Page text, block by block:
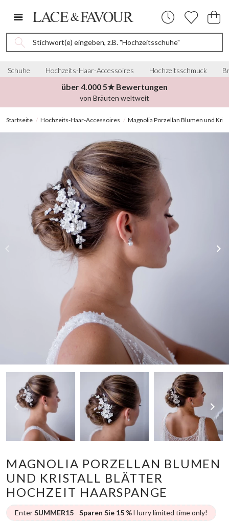
Stichwort(e) eingeben, z.B. "Hochzeitsschuhe"
Schuhe Hochzeits-Haar-Accessoires Hochzeitsschmuck
über 4.000 5★ Bewertungen
von Bräuten weltweit
Startseite Hochzeits-Haar-Accessoires Magnolia Porzellan Blumen und
MAGNOLIA PORZELLAN BLUMEN
UND KRISTALL BLÄTTER
HOCHZEIT HAARSPANGE
EnterSUMMER15 - Sparen Sie 15 %Hurry limited time only!